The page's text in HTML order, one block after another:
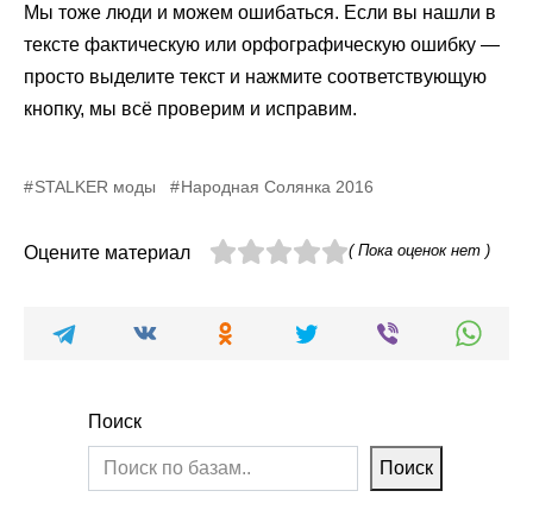
Мы тоже люди и можем ошибаться. Если вы нашли в
тексте фактическую или орфографическую ошибку —
просто выделите текст и нажмите соответствующую
кнопку, мы всё проверим и исправим.
STALKER моды Народная Солянка 2016
Оцените материал ( Пока оценок нет )
Поиск
Поиск